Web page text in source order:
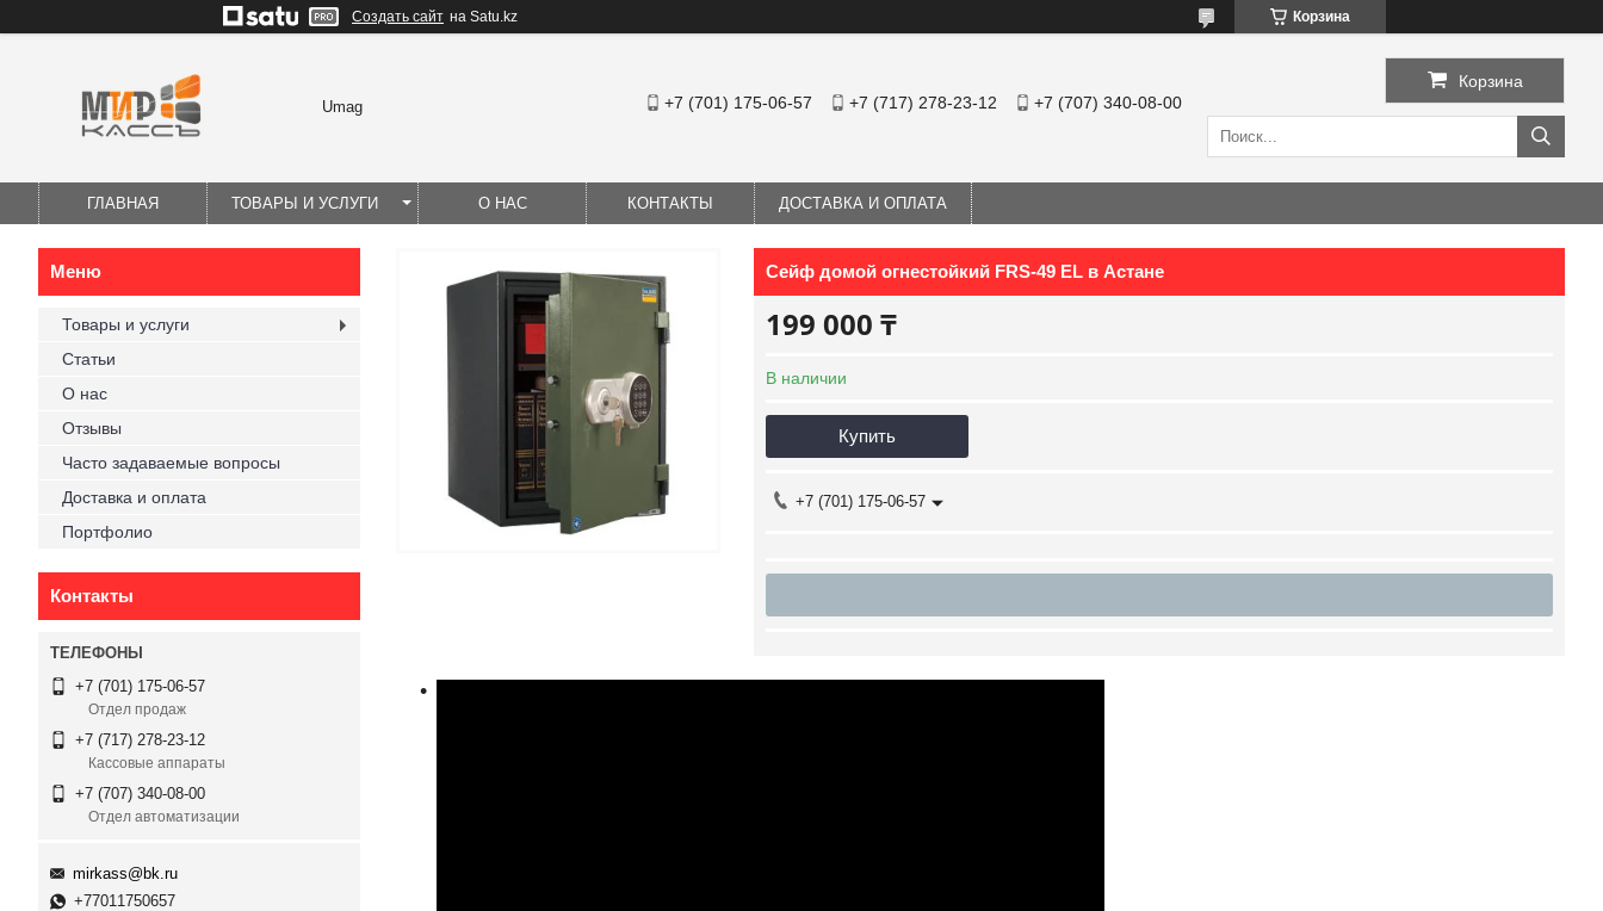
Создать сайт на Satu.kz Корзина
Umag +7 (701) 175-06-57 +7 (717) 278-23-12 +7 (707) 340-08-00
Корзина
ГЛАВНАЯ ТОВАРЫ И УСЛУГИ О НАС КОНТАКТЫ ДОСТАВКА И ОПЛАТА
Сейф домой огнестойкий FRS-49 EL в Астане
199 000 ₸
В наличии
Купить
+7 (701) 175-06-57
Товары и услуги
Статьи
О нас
Отзывы
Часто задаваемые вопросы
Доставка и оплата
Портфолио
Контакты
+7 (701) 175-06-57
Отдел продаж
+7 (717) 278-23-12
Кассовые аппараты
+7 (707) 340-08-00
Отдел автоматизации
mirkass@bk.ru
+77011750657